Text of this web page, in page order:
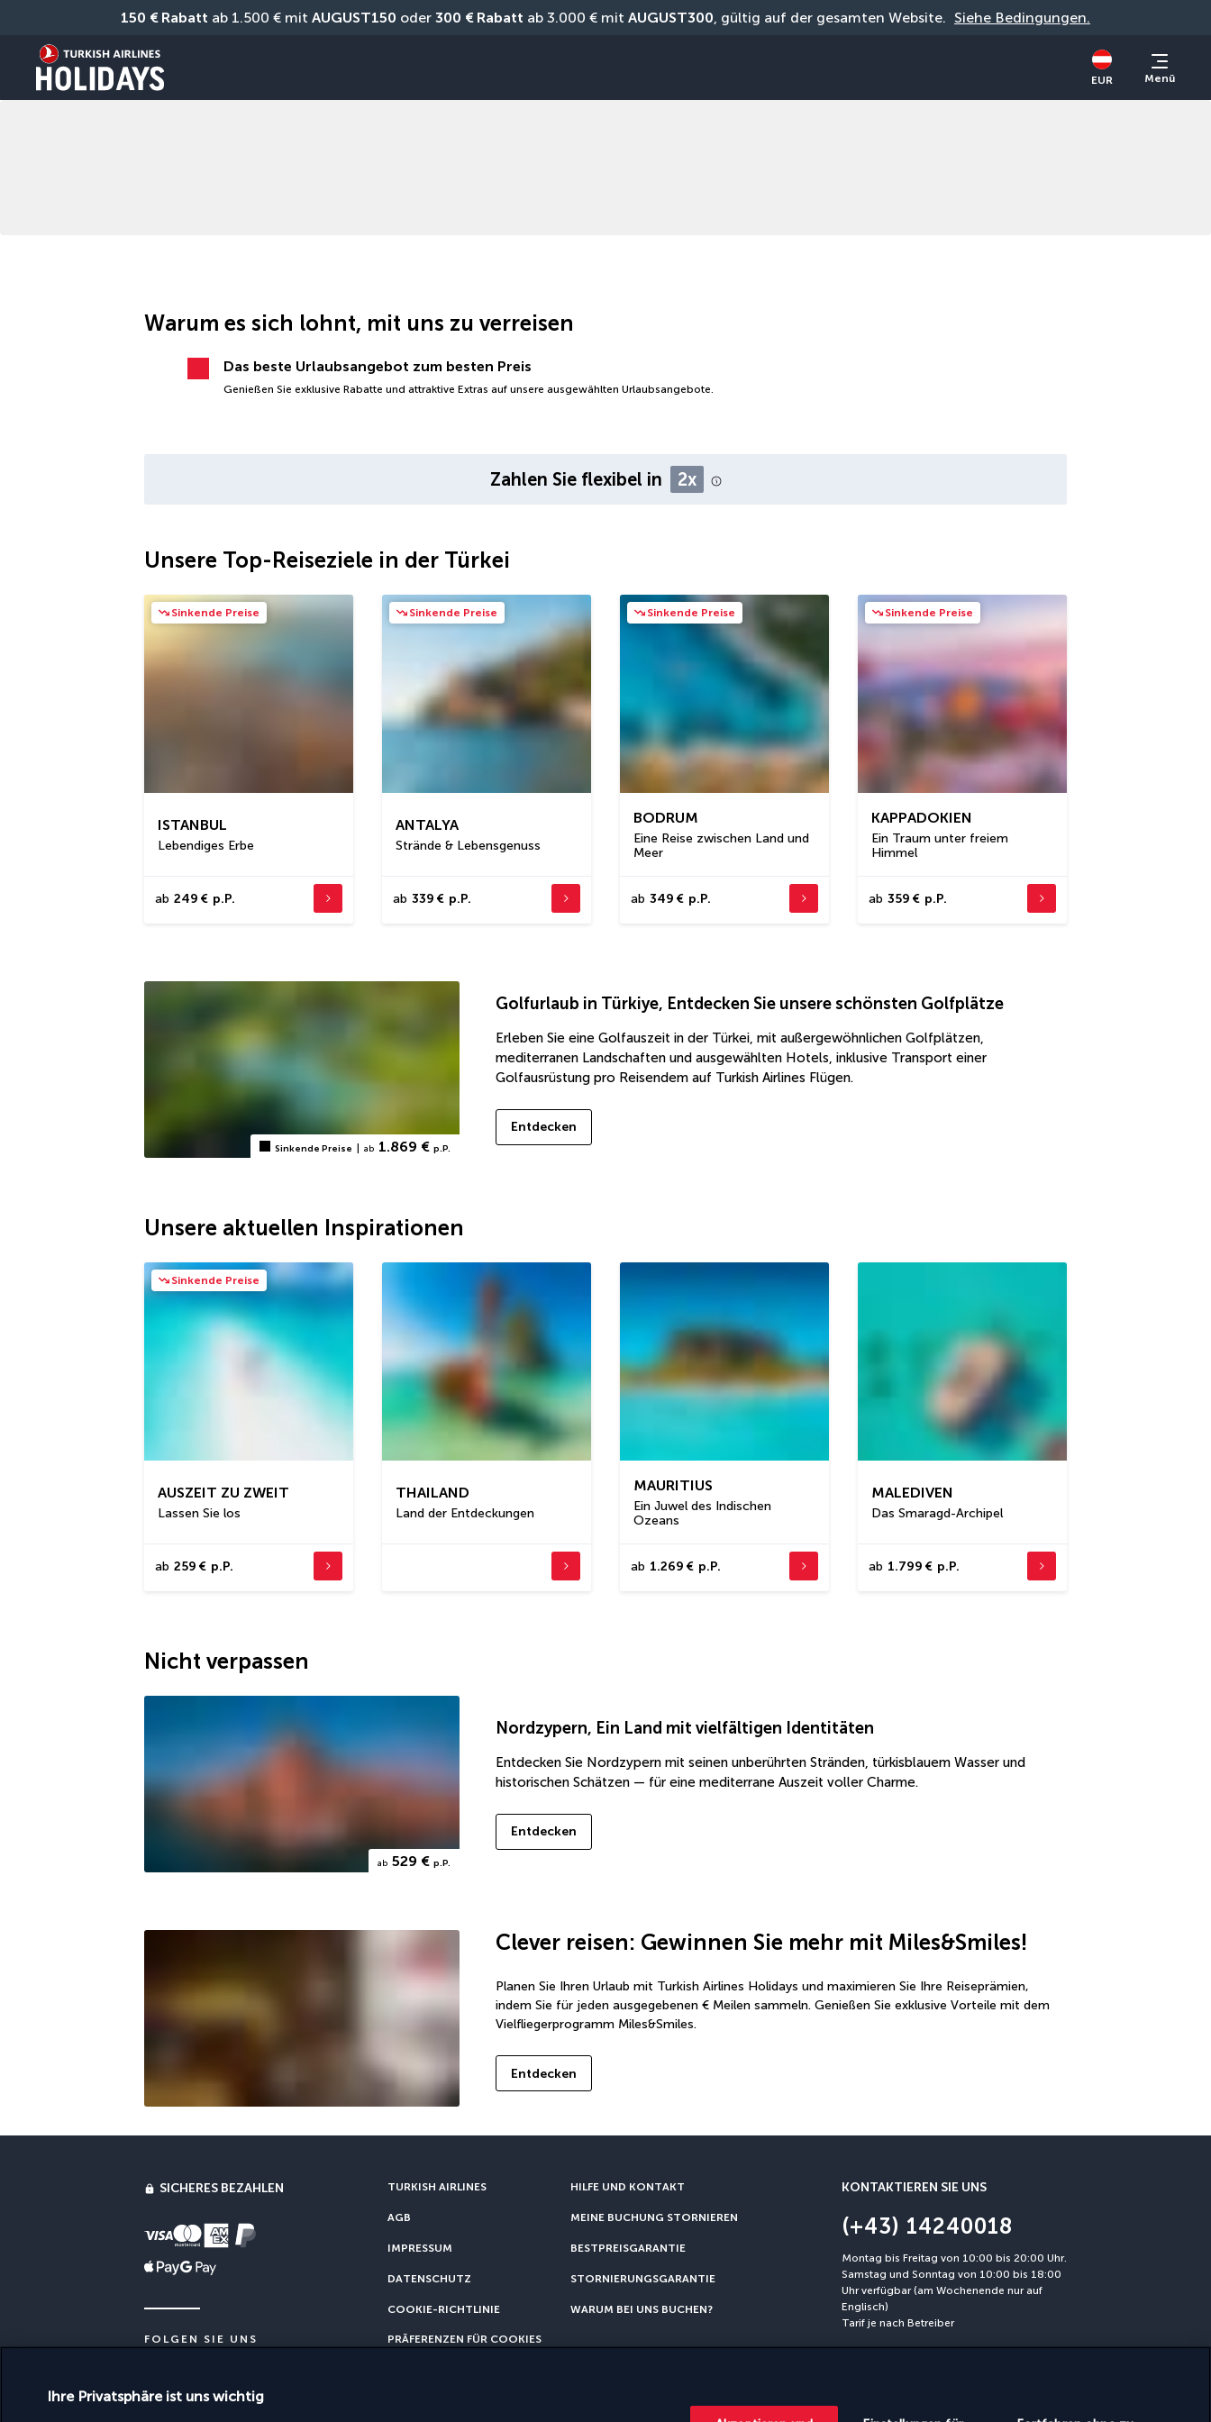
150 € Rabatt ab 1.500 € mit AUGUST150 oder 300 € Rabatt ab 3.000 € mit AUGUST300, gültig auf der gesamten Website. Siehe Bedingungen.
EUR Menü
Warum es sich lohnt, mit uns zu verreisen
Das beste Urlaubsangebot zum besten Preis
Genießen Sie exklusive Rabatte und attraktive Extras auf unsere ausgewählten Urlaubsangebote.
Zahlen Sie flexibel in 2x
Unsere Top-Reiseziele in der Türkei
Sinkende Preise
ISTANBUL
Lebendiges Erbe
ab 249 € p.P.
Sinkende Preise
ANTALYA
Strände & Lebensgenuss
ab 339 € p.P.
Sinkende Preise
BODRUM
Eine Reise zwischen Land und
Meer
ab 349 € p.P.
Sinkende Preise
KAPPADOKIEN
Ein Traum unter freiem
Himmel
ab 359 € p.P.
Sinkende Preise ab 1.869 € p.P.
Golfurlaub in Türkiye, Entdecken Sie unsere schönsten Golfplätze
Erleben Sie eine Golfauszeit in der Türkei, mit außergewöhnlichen Golfplätzen,
mediterranen Landschaften und ausgewählten Hotels, inklusive Transport einer
Golfausrüstung pro Reisendem auf Turkish Airlines Flügen.
Entdecken
Unsere aktuellen Inspirationen
Sinkende Preise
AUSZEIT ZU ZWEIT
Lassen Sie los
ab 259 € p.P.
THAILAND
Land der Entdeckungen
MAURITIUS
Ein Juwel des Indischen
Ozeans
ab 1.269 € p.P.
MALEDIVEN
Das Smaragd-Archipel
ab 1.799 € p.P.
Nicht verpassen
ab 529 € p.P.
Nordzypern, Ein Land mit vielfältigen Identitäten
Entdecken Sie Nordzypern mit seinen unberührten Stränden, türkisblauem Wasser und
historischen Schätzen — für eine mediterrane Auszeit voller Charme.
Entdecken
Clever reisen: Gewinnen Sie mehr mit Miles&Smiles!
Planen Sie Ihren Urlaub mit Turkish Airlines Holidays und maximieren Sie Ihre Reiseprämien,
indem Sie für jeden ausgegebenen € Meilen sammeln. Genießen Sie exklusive Vorteile mit dem
Vielfliegerprogramm Miles&Smiles.
Entdecken
SICHERES BEZAHLEN
FOLGEN SIE UNS
KONTAKTIEREN SIE UNS
(+43) 14240018
Montag bis Freitag von 10:00 bis 20:00 Uhr.
Samstag und Sonntag von 10:00 bis 18:00
Uhr verfügbar (am Wochenende nur auf
Englisch)
Tarif je nach Betreiber
TURKISH AIRLINES
AGB
IMPRESSUM
DATENSCHUTZ
COOKIE-RICHTLINIE
PRÄFERENZEN FÜR COOKIES
HILFE UND KONTAKT
MEINE BUCHUNG STORNIEREN
BESTPREISGARANTIE
STORNIERUNGSGARANTIE
WARUM BEI UNS BUCHEN?
Ihre Privatsphäre ist uns wichtig